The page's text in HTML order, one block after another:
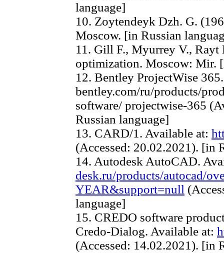
language]
10. Zoytendeyk Dzh. G.
Moscow. [in Russian
11. Gill F., Myurrey V., Rayt
optimization. Moscow: Mir.
12. Bentley ProjectWise
bentley.com/ru/products/
software/ projectwise-365
Russian language]
13. CARD/1. Available at:
(Accessed: 20.02.2021). [in
14. Autodesk AutoCAD.
desk.ru/products/autocad/
YEAR&support=null
language]
15. CREDO software
Credo-Dialog. Available at:
(Accessed: 14.02.2021). [in